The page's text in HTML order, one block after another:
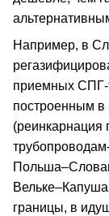
Например, в
приемных СПГ-
построенным в
(реинкарнация
границы, в